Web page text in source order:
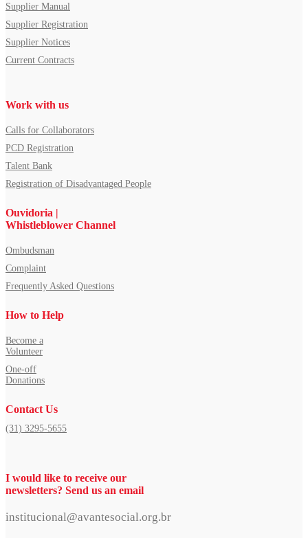
Supplier Manual
Supplier Registration
Supplier Notices
Current Contracts
Work with us
Calls for Collaborators
PCD Registration
Talent Bank
Registration of Disadvantaged People
Ouvidoria |
Whistleblower Channel
Ombudsman
Complaint
Frequently Asked Questions
How to Help
Become a
Volunteer
One-off
Donations
Contact Us
(31) 3295-5655
I would like to receive our
newsletters? Send us an email
institucional@avantesocial.org.br